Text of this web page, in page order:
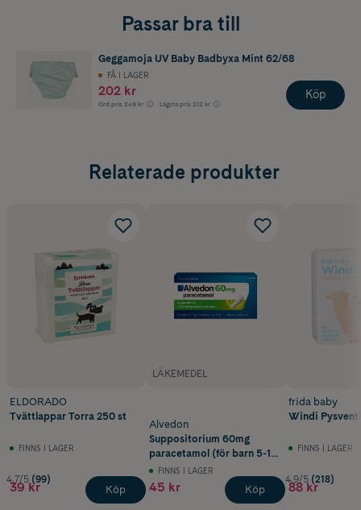
Passar bra till
Geggamoja UV Baby Badbyxa Mint 62/68
FÅ I LAGER
202 kr
Ord.pris 249 kr Lägsta pris 212 kr
Köp
Relaterade produkter
ELDORADO
Tvättlappar Torra 250 st
FINNS I LAGER
4.7/5 (99)
39 kr Köp
LÄKEMEDEL
Alvedon
Suppositorium 60mg
paracetamol (för barn 5-10
kg) 10 st
FINNS I LAGER
45 kr Köp
frida baby
Windi
FINNS I LAGER
4.9/5 (218)
88 kr